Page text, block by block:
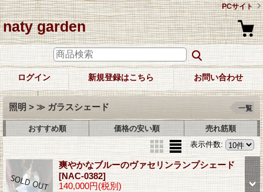
PCサイト
naty garden
ログイン 新規登録はこちら お問い合わせ
照明 > ≫ ガラスシェード 一覧
おすすめ順 価格の安い順
売れ筋順
表示件数:
爽やかなブルーのヴァセリンランプシェード
[NAC-0382]
140,000円(税別)